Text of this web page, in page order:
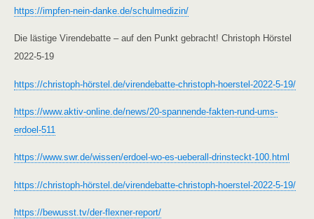
https://impfen-nein-danke.de/schulmedizin/
Die lästige Virendebatte – auf den Punkt gebracht! Christoph Hörstel
2022-5-19
https://christoph-hörstel.de/virendebatte-christoph-hoerstel-2022-5-19/
https://www.aktiv-online.de/news/20-spannende-fakten-rund-ums-
erdoel-511
https://www.swr.de/wissen/erdoel-wo-es-ueberall-drinsteckt-100.html
https://christoph-hörstel.de/virendebatte-christoph-hoerstel-2022-5-19/
https://bewusst.tv/der-flexner-report/